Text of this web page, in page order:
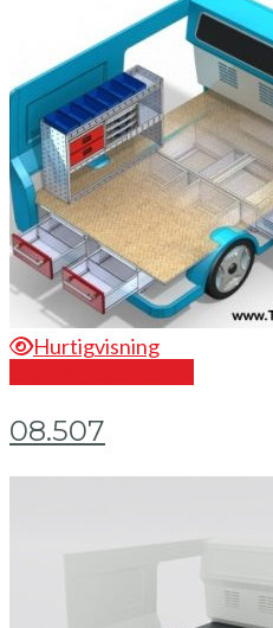
Hurtigvisning
08.507